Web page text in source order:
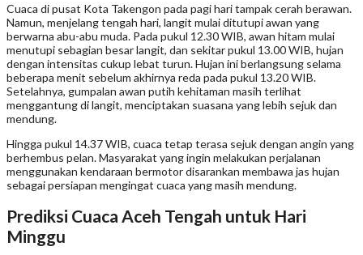
Cuaca di pusat Kota Takengon pada pagi hari tampak cerah berawan.
Namun, menjelang tengah hari, langit mulai ditutupi awan yang
berwarna abu-abu muda. Pada pukul 12.30 WIB, awan hitam mulai
menutupi sebagian besar langit, dan sekitar pukul 13.00 WIB, hujan
dengan intensitas cukup lebat turun. Hujan ini berlangsung selama
beberapa menit sebelum akhirnya reda pada pukul 13.20 WIB.
Setelahnya, gumpalan awan putih kehitaman masih terlihat
menggantung di langit, menciptakan suasana yang lebih sejuk dan
mendung.
Hingga pukul 14.37 WIB, cuaca tetap terasa sejuk dengan angin yang
berhembus pelan. Masyarakat yang ingin melakukan perjalanan
menggunakan kendaraan bermotor disarankan membawa jas hujan
sebagai persiapan mengingat cuaca yang masih mendung.
Prediksi Cuaca Aceh Tengah untuk Hari
Minggu